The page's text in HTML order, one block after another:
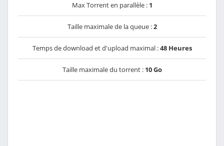
Max Torrent en parallèle : 1
Taille maximale de la queue :2
Temps de download et d'upload maximal :48 Heures
Taille maximale du torrent : 10 Go